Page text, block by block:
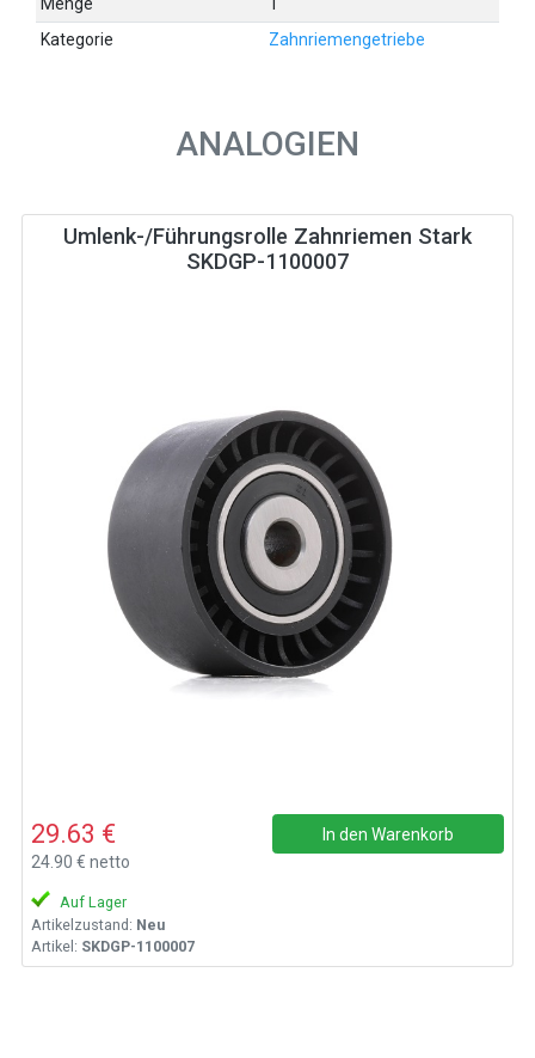
Menge
Kategorie
Zahnriemengetriebe
ANALOGIEN
Umlenk-/Führungsrolle Zahnriemen Stark
SKDGP-1100007
29.63 €
24.90 € netto
In den Warenkorb
Auf Lager
Artikelzustand: Neu
Artikel: SKDGP-1100007